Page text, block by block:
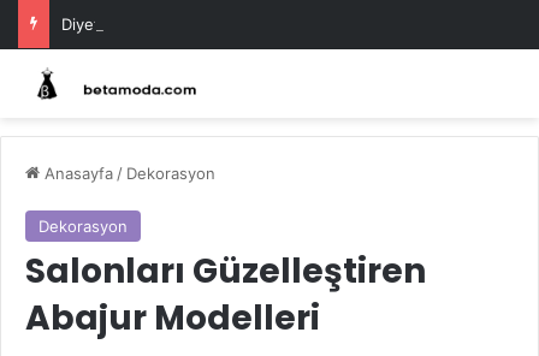
Diyette Başarı İçin Kilo Vermeyi Kolaylaştıran Teknikler
Anasayfa / Dekorasyon
Dekorasyon
Salonları Güzelleştiren
Abajur Modelleri